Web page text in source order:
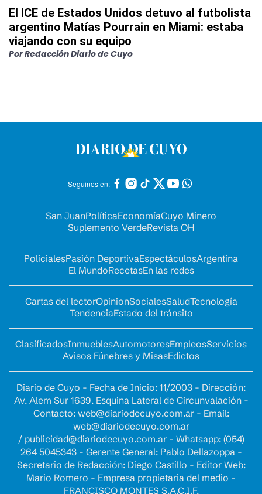
El ICE de Estados Unidos detuvo al futbolista
argentino Matías Pourrain en Miami: estaba
viajando con su equipo
PorRedacción Diario de Cuyo
Seguinos en:
San JuanPolíticaEconomíaCuyo Minero
Suplemento VerdeRevista OH
PolicialesPasión DeportivaEspectáculosArgentina
El MundoRecetasEn las redes
Cartas del lectorOpinionSocialesSaludTecnología
TendenciaEstado del tránsito
ClasificadosInmueblesAutomotoresEmpleosServicios
Avisos Fúnebres y MisasEdictos
Diario de Cuyo - Fecha de Inicio: 11/2003 - Dirección:
Av. Alem Sur 1639. Esquina Lateral de Circunvalación -
Contacto: web@diariodecuyo.com.ar- Email:
web@diariodecuyo.com.ar
/ publicidad@diariodecuyo.com.ar- Whatsapp: (054)
264 5045343 - Gerente General: Pablo Dellazoppa -
Secretario de Redacción: Diego Castillo - Editor Web:
Mario Romero - Empresa propietaria del medio -
FRANCISCO MONTES S.A.C.I.F.